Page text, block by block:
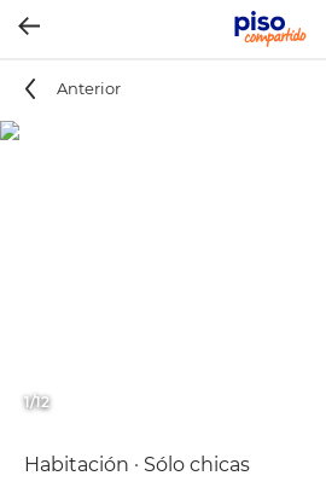
Anterior
1/12
Habitación · Sólo chicas